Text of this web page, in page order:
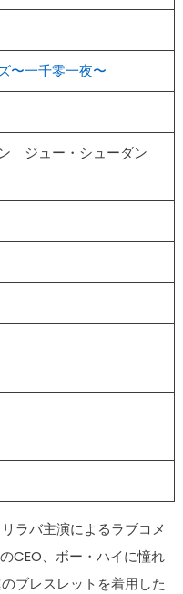
〜一千零一夜〜
ジュー・シューダン
ラバ主演によるラブコメ
CEO、ボー・ハイに憧れ
ブレスレットを着用した